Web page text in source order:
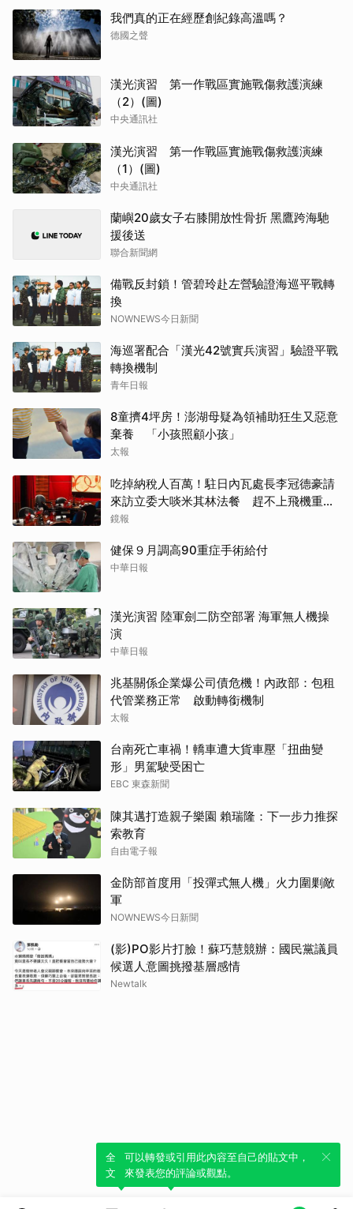
我們真的正在經歷創紀錄高溫嗎？
德國之聲
漢光演習 第一作戰區實施戰傷救護演練
（2）(圖)
中央通訊社
漢光演習 第一作戰區實施戰傷救護演練
（1）(圖)
中央通訊社
蘭嶼20歲女子右膝開放性骨折 黑鷹跨海馳
援後送
聯合新聞網
備戰反封鎖！管碧玲赴左營驗證海巡平戰轉
換
NOWNEWS今日新聞
海巡署配合「漢光42號實兵演習」驗證平戰
轉換機制
青年日報
8童擠4坪房！澎湖母疑為領補助狂生又惡意
棄養 「小孩照顧小孩」
太報
吃掉納稅人百萬！駐日內瓦處長李冠德豪請
來訪立委大啖米其林法餐 趕不上飛機重買
商務艙全民買單
鏡報
健保９月調高90重症手術給付
中華日報
漢光演習 陸軍劍二防空部署 海軍無人機操
演
中華日報
兆基關係企業爆公司債危機！內政部：包租
代管業務正常 啟動轉銜機制
太報
台南死亡車禍！轎車遭大貨車壓「扭曲變
形」男駕駛受困亡
EBC 東森新聞
陳其邁打造親子樂園 賴瑞隆：下一步力推探
索教育
自由電子報
金防部首度用「投彈式無人機」火力圍剿敵
軍
NOWNEWS今日新聞
(影)PO影片打臉！蘇巧慧競辦：國民黨議員
候選人意圖挑撥基層感情
Newtalk
全新體驗！一鍵引用此內容，透過發布貼
文來輕鬆表達個人立場。
可以轉發或引用此內容至自己的貼文中，
來發表您的評論或觀點。